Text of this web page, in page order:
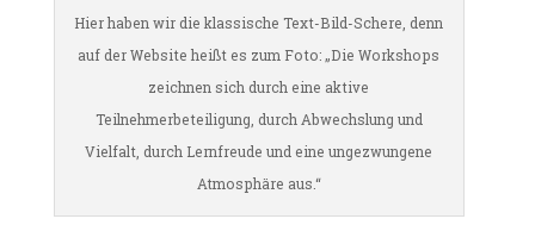
Hier haben wir die klassische Text-Bild-Schere, denn
auf der Website heißt es zum Foto: „Die Workshops
zeichnen sich durch eine aktive
Teilnehmerbeteiligung, durch Abwechslung und
Vielfalt, durch Lernfreude und eine ungezwungene
Atmosphäre aus.“